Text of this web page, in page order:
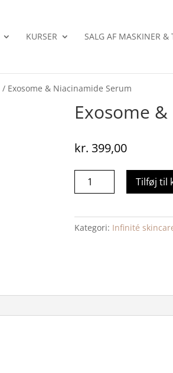
KURSER SALG AF MASKINER &
/ Exosome & Niacinamide Serum
Exosome
kr. 399,00
Exosome
Serum
antal
Tilføj til
Kategori: Infinité